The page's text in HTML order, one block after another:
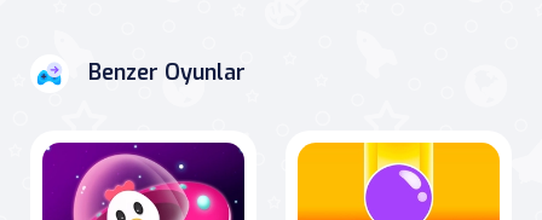
Benzer Oyunlar